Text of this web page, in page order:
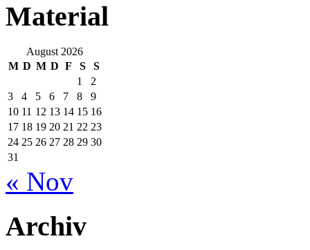
Material
August 2026
M D M D F S
S
1
2
3
4 5 6 7 8
9
10 11 12 13 14 15 16
17 18 19 20 21 22 23
24 25 26 27 28 29 30
31
« Nov
Archiv